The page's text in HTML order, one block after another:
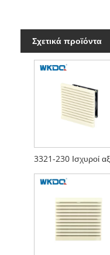
Σχετικά προϊόντα